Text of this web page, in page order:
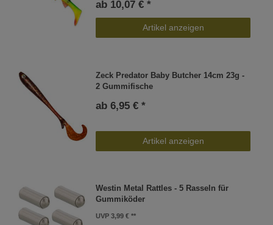
ab 10,07 € *
Artikel anzeigen
Zeck Predator Baby Butcher 14cm 23g -
2 Gummifische
ab 6,95 € *
Artikel anzeigen
Westin Metal Rattles - 5 Rasseln für
Gummiköder
UVP 3,99 €